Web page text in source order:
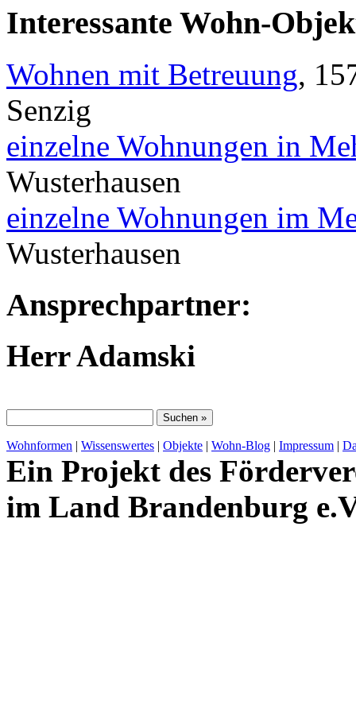
Interessante Wohn-
Wohnen mit Betreuung,
Senzig
einzelne Wohnungen in
Wusterhausen
einzelne Wohnungen im
Wusterhausen
Ansprechpartner:
Herr Adamski
Wohnformen | Wissenswertes | Objekte | Wohn-Blog | Impressum |
Ein Projekt des
im Land Brandenburg